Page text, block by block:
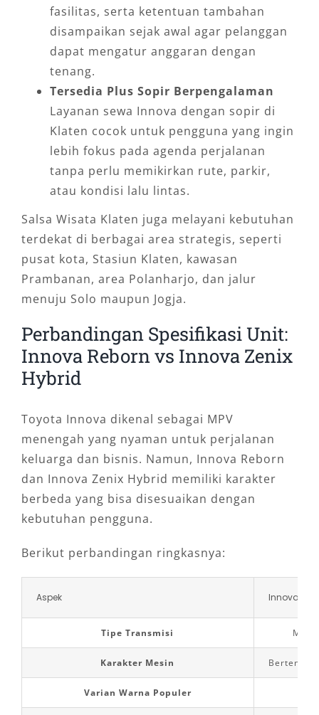
fasilitas, serta ketentuan tambahan
disampaikan sejak awal agar pelanggan
dapat mengatur anggaran dengan
tenang.
Tersedia Plus Sopir Berpengalaman
Layanan sewa Innova dengan sopir di
Klaten cocok untuk pengguna yang ingin
lebih fokus pada agenda perjalanan
tanpa perlu memikirkan rute, parkir,
atau kondisi lalu lintas.
Salsa Wisata Klaten juga melayani kebutuhan
terdekat di berbagai area strategis, seperti
pusat kota, Stasiun Klaten, kawasan
Prambanan, area Polanharjo, dan jalur
menuju Solo maupun Jogja.
Perbandingan Spesifikasi Unit:
Innova Reborn vs Innova Zenix
Hybrid
Toyota Innova dikenal sebagai MPV
menengah yang nyaman untuk perjalanan
keluarga dan bisnis. Namun, Innova Reborn
dan Innova Zenix Hybrid memiliki karakter
berbeda yang bisa disesuaikan dengan
kebutuhan pengguna.
Berikut perbandingan ringkasnya:
Aspek Innova
Tipe Transmisi
Karakter Mesin
Varian Warna Populer